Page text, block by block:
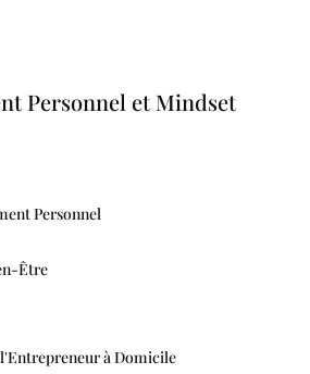
Personnel et Mindset
Personnel
Être
à Domicile